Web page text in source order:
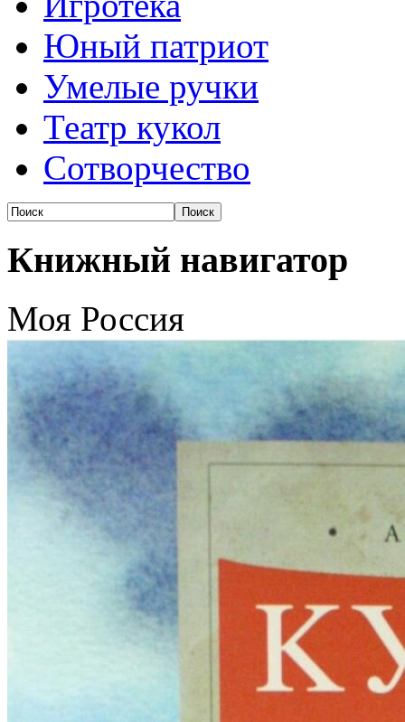
Юный патриот
Умелые ручки
Театр кукол
Сотворчество
Книжный навигатор
Моя Россия